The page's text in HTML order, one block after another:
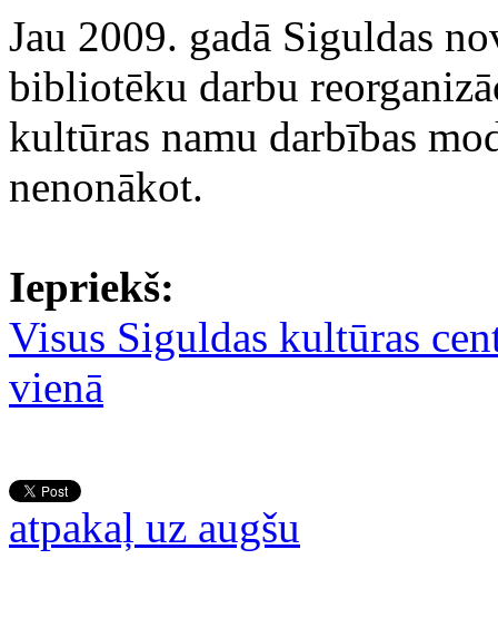
Jau 2009. gadā Siguldas
bibliotēku darbu
kultūras namu darbības
nenonākot.
Iepriekš:
Visus Siguldas kultūras
vienā
atpakaļ uz augšu